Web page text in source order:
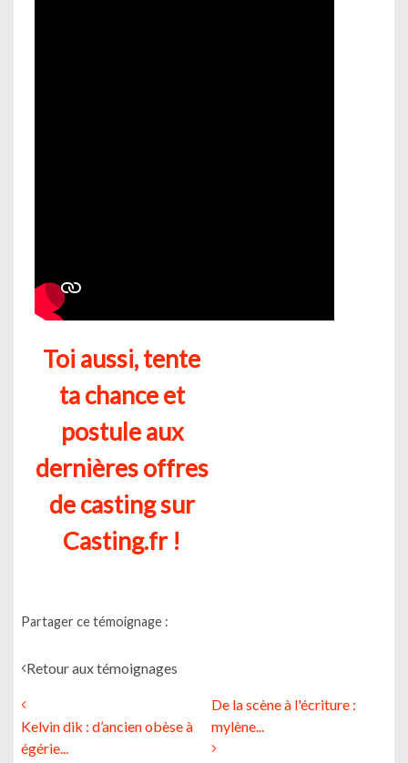
Toi aussi, tente
ta chance et
postule aux
dernières offres
de casting sur
Casting.fr !
Partager ce témoignage :
Retour aux témoignages
Kelvin dik : d’ancien obèse à
égérie...
De la scène à l'écriture :
mylène...